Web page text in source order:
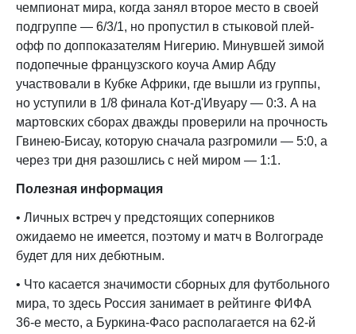
чемпионат мира, когда занял второе место в своей
подгруппе — 6/3/1, но пропустил в стыковой плей-
офф по доппоказателям Нигерию. Минувшей зимой
подопечные французского коуча Амир Абду
участвовали в Кубке Африки, где вышли из группы,
но уступили в 1/8 финала Кот-д'Ивуару — 0:3. А на
мартовских сборах дважды проверили на прочность
Гвинею-Бисау, которую сначала разгромили — 5:0, а
через три дня разошлись с ней миром — 1:1.
Полезная информация
• Личных встреч у предстоящих соперников
ожидаемо не имеется, поэтому и матч в Волгограде
будет для них дебютным.
• Что касается значимости сборных для футбольного
мира, то здесь Россия занимает в рейтинге ФИФА
36-е место, а Буркина-Фасо располагается на 62-й